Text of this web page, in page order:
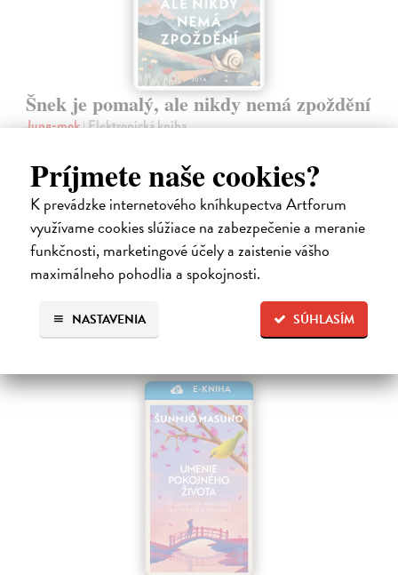
Príjmete naše cookies?
K prevádzke internetového kníhkupectva Artforum
využívame cookies slúžiace na zabezpečenie a meranie
funkčnosti, marketingové účely a zaistenie vášho
maximálneho pohodlia a spokojnosti.
SÚHLASÍM
NASTAVENIA
Šnek je pomalý, ale nikdy nemá zpoždění
Jung-mok| Elektronická kniha
neznamená být líný Už vás někdy napadlo, že šnek, který se pohybuje
pomalu, nikdy nedorazí na konec cesty? Už jste ho někdy chtěli
popadnout…
Na stiahnutie ako EPUB MOBI
11,13 €
E-KNIHA